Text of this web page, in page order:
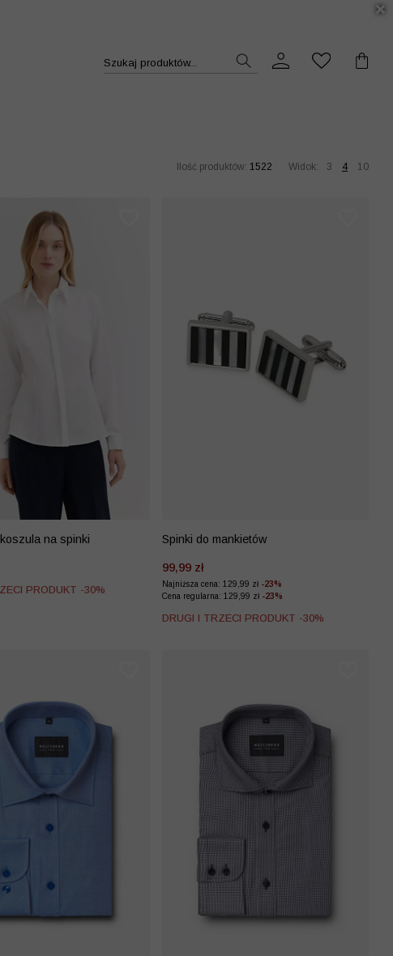
>>
Szukaj produktów...
Ilość produktów: 1522 Widok: 3 4 10
na spinki
PRODUKT -30%
Spinki do mankietów
99,99 zł
Najniższa cena: 129,99 zł -23%
Cena regularna: 129,99 zł -23%
DRUGI I TRZECI PRODUKT -30%